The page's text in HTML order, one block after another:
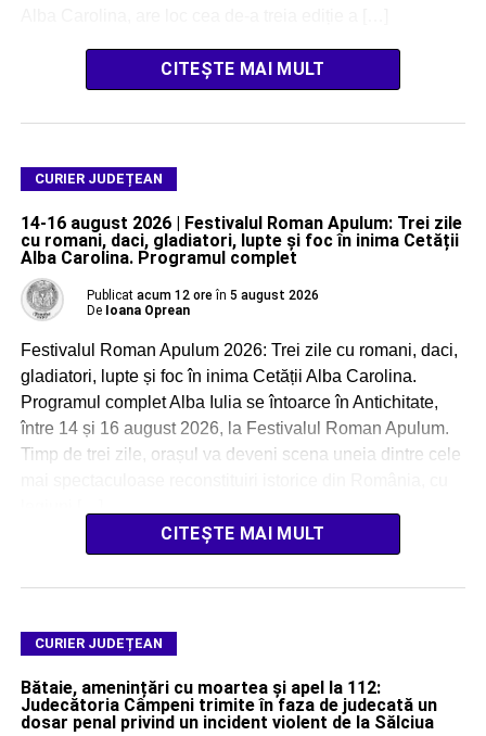
CITEȘTE MAI MULT
CURIER JUDEȚEAN
14-16 august 2026 | Festivalul Roman Apulum: Trei zile
cu romani, daci, gladiatori, lupte și foc în inima Cetății
Alba Carolina. Programul complet
Publicat acum 12 ore în 5 august 2026
De Ioana Oprean
Festivalul Roman Apulum 2026: Trei zile cu romani, daci,
gladiatori, lupte și foc în inima Cetății Alba Carolina.
Programul complet Alba Iulia se întoarce în Antichitate,
între 14 și 16 august 2026, la Festivalul Roman Apulum.
Timp de trei zile, orașul va deveni scena uneia dintre cele
CITEȘTE MAI MULT
CURIER JUDEȚEAN
Bătaie, amenințări cu moartea și apel la 112:
Judecătoria Câmpeni trimite în faza de judecată un
dosar penal privind un incident violent de la Sălciua